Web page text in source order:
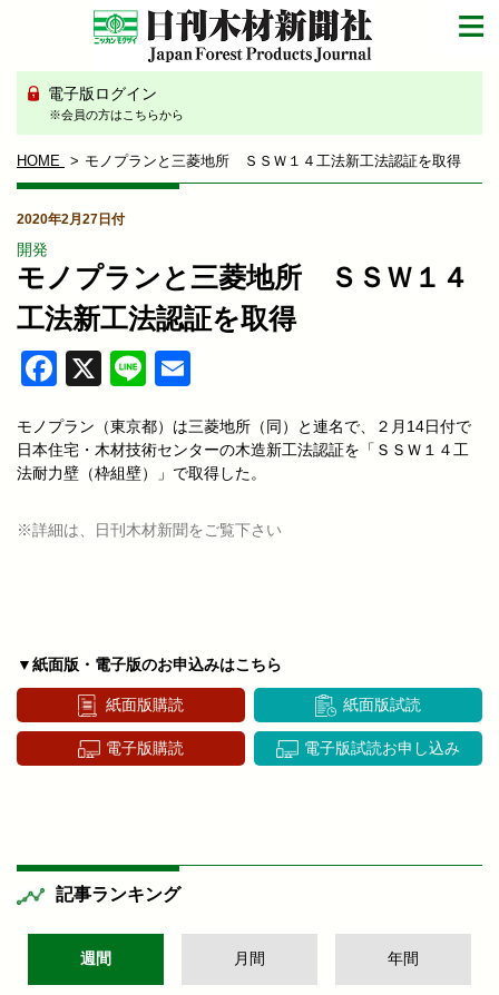
電子版ログイン
※会員の方はこちらから
HOME モノプランと三菱地所 ＳＳＷ１４工法新工法認証を取得
2020年2月27日付
開発
モノプランと三菱地所 ＳＳＷ１４
工法新工法認証を取得
Facebook
X Line
モノプラン（東京都）は三菱地所（同）と連名で、２月14日付で
日本住宅・木材技術センターの木造新工法認証を「ＳＳＷ１４工
法耐力壁（枠組壁）」で取得した。
※詳細は、日刊木材新聞をご覧下さい
▼紙面版・電子版のお申込みはこちら
紙面版購読 紙面版試読
電子版購読 電子版試読お申し込み
記事ランキング
週間 月間 年間